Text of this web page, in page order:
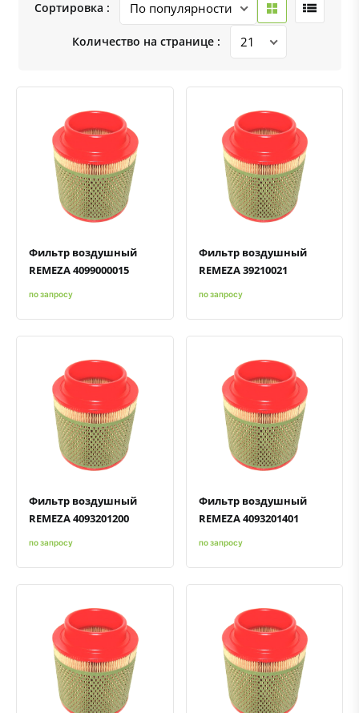
Сортировка :
Количество на странице :
Быстрый просмотрДобавить к сравнению
Добавить в избранное
Фильтр воздушный
REMEZA 4099000015
по запросу
Быстрый просмотрДобавить к сравнению
Добавить в избранное
Фильтр воздушный
REMEZA 39210021
по запросу
Быстрый просмотрДобавить к сравнению
Добавить в избранное
Фильтр воздушный
REMEZA 4093201200
по запросу
Быстрый просмотрДобавить к сравнению
Добавить в избранное
Фильтр воздушный
REMEZA 4093201401
по запросу
Быстрый просмотрДобавить к сравнению
Добавить в избранное Быстрый просмотрДобавить к сравнению
Добавить в избранное